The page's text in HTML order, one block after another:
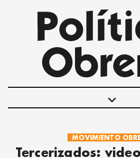
keyboard_arrow_down
POLÍTICAS
MOVIMIENTO
Tercerizados: